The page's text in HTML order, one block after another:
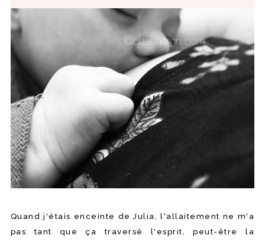
Quand j'étais enceinte de Julia, l'allaitement ne m'a
pas tant que ça traversé l'esprit, peut-être la